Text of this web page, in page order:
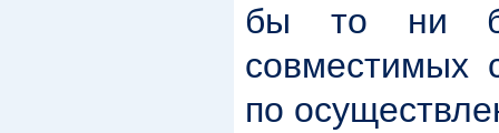
бы то ни
совместимых
по